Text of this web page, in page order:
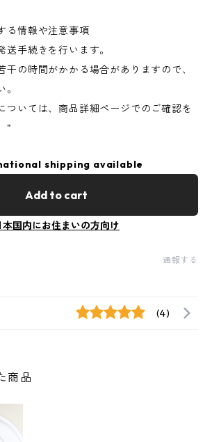
る情報や注意事項
送手続きを行います。
干の時間がかかる場合がありますので、
ついては、商品詳細ページでのご確認を
"
shipping available
Add to cart
本国内にお住まいの方向け
通報する
(4)
商品